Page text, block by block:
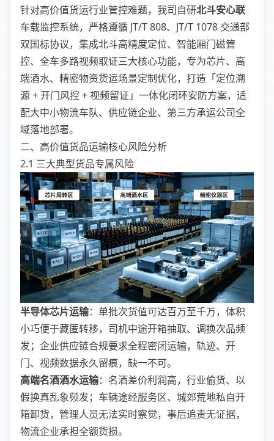
针对高价值货运行业管控难题，我司自研北斗安心联
车载监控系统，严格遵循 JT/T 808、JT/T 1078 交通部
双国标协议，集成北斗高精度定位、智能厢门磁管
控、全车多路视频取证三大核心功能，专为芯片、高
端酒水、精密物资货运场景定制优化，打造「定位溯
源 + 开门风控 + 视频留证」一体化闭环安防方案，适
配大中小物流车队、供应链企业、第三方承运公司全
域落地部署。
二、高价值货品运输核心风险分析
2.1 三大典型货品专属风险
半导体芯片运输：单批次货值可达百万至千万，体积
小巧便于藏匿转移，司机中途开箱抽取、调换次品频
发；企业供应链合规要求全程密闭运输，轨迹、开
门、视频数据永久留痕，缺一不可。
高端名酒酒水运输：名酒差价利润高，行业偷货、以
假换真乱象频发；车辆途经服务区、城郊荒地私自开
箱卸货，管理人员无法实时察觉，事后追责无证据，
物流企业承担全额货损。